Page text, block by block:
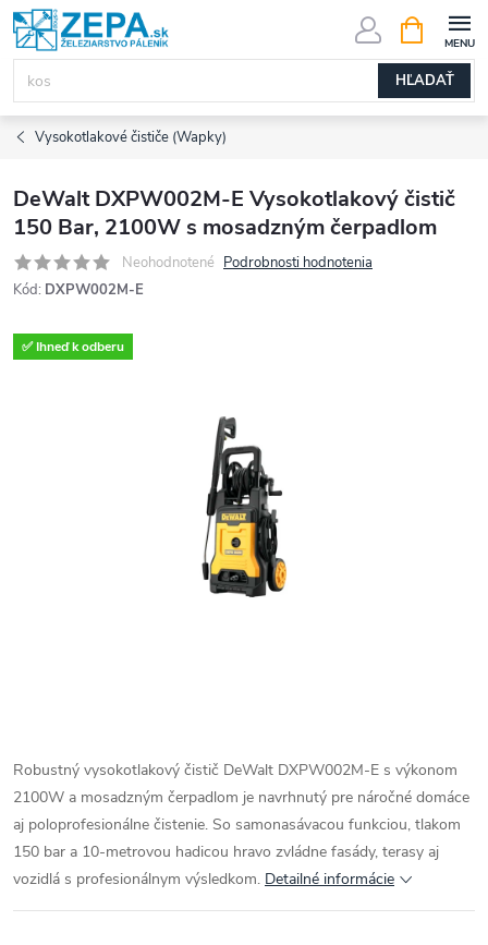
Prejsť
na
obsah
HĽADAŤ
KOŠÍK
Vysokotlakové čističe (Wapky)
DeWalt DXPW002M-E Vysokotlakový čistič
150 Bar, 2100W s mosadzným čerpadlom
Neohodnotené Podrobnosti hodnotenia
Kód: DXPW002M-E
✅ Ihneď k odberu
Robustný vysokotlakový čistič DeWalt DXPW002M-E s výkonom
2100W a mosadzným čerpadlom je navrhnutý pre náročné domáce
aj poloprofesionálne čistenie. So samonasávacou funkciou, tlakom
150 bar a 10-metrovou hadicou hravo zvládne fasády, terasy aj
vozidlá s profesionálnym výsledkom. Detailné informácie